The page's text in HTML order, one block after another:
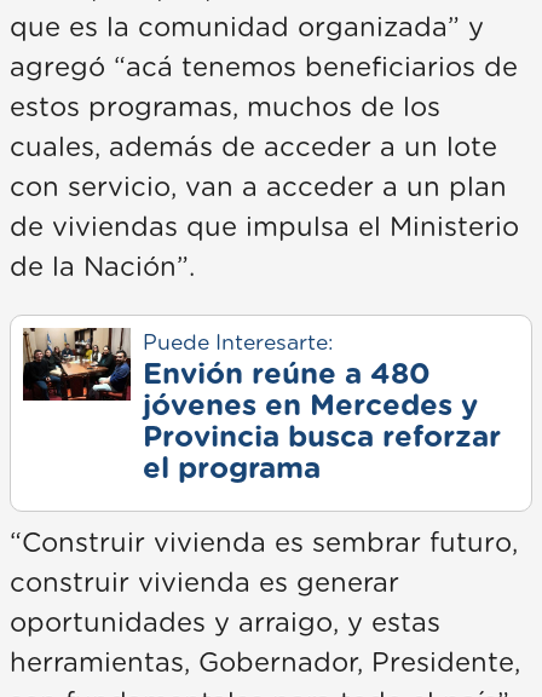
que es la comunidad organizada” y
agregó “acá tenemos beneficiarios de
estos programas, muchos de los
cuales, además de acceder a un lote
con servicio, van a acceder a un plan
de viviendas que impulsa el Ministerio
de la Nación”.
Puede Interesarte:
Envión reúne a 480
jóvenes en Mercedes y
Provincia busca reforzar
el programa
“Construir vivienda es sembrar futuro,
construir vivienda es generar
oportunidades y arraigo, y estas
herramientas, Gobernador, Presidente,